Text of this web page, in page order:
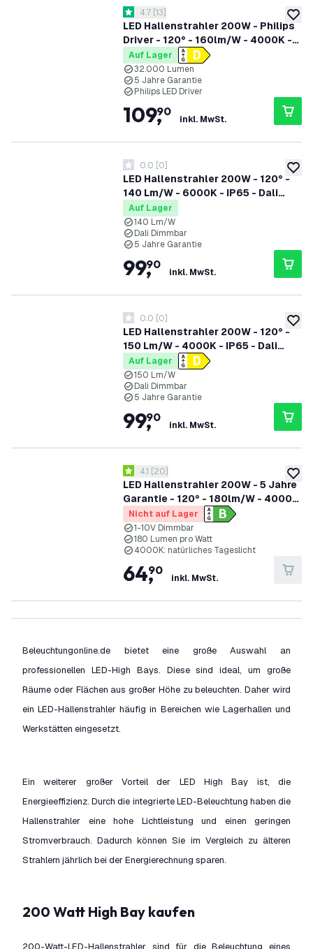
zur
LED Hallenstrahler 200W - Philips
Driver - 120° - 160lm/W - 4000K -
IP65 - Dimmbar - 5 Jahre Garantie
Bewertungsbereich öffnen
4.7 Bewertungssterne
4.7 [13]
Auf Lager
32.000 Lumen
5 Jahre Garantie
Philips LED Driver
109,
90
inkl. MwSt.
zur
LED Hallenstrahler 200W - 120° -
140 Lm/W - 6000K - IP65 - Dali
Dimmbar - 5 Jahre Garantie
0 Bewertungssterne
0.0 [0]
Auf Lager
140 Lm/W
Dali Dimmbar
5 Jahre Garantie
99,
90
inkl. MwSt.
zur
LED Hallenstrahler 200W - 120° -
150 Lm/W - 4000K - IP65 - Dali
Dimmbar - 5 Jahre Garantie
0 Bewertungssterne
0.0 [0]
Auf Lager
150 Lm/W
Dali Dimmbar
5 Jahre Garantie
99,
90
inkl. MwSt.
zur
LED Hallenstrahler 200W - 5 Jahre
Garantie - 120° - 180lm/W - 4000K
- IP65 - Dimmbar - Sosen Treiber
Bewertungsbereich öffnen
4.1 Bewertungssterne
4.1 [20]
Nicht auf Lager
1-10V Dimmbar
180 Lumen pro Watt
4000K: natürliches Tageslicht
64,
90
inkl. MwSt.
Beleuchtungonline.de bietet eine große Auswahl an
professionellen LED-High Bays. Diese sind ideal, um große
Räume oder Flächen aus großer Höhe zu beleuchten. Daher wird
ein LED-Hallenstrahler häufig in Bereichen wie Lagerhallen und
Werkstätten eingesetzt.
Ein weiterer großer Vorteil der LED High Bay ist, die
Energieeffizienz. Durch die integrierte LED-Beleuchtung haben die
Hallenstrahler eine hohe Lichtleistung und einen geringen
Stromverbrauch. Dadurch können Sie im Vergleich zu älteren
Strahlern jährlich bei der Energierechnung sparen.
200 Watt High Bay kaufen
200-Watt-LED-Hallenstrahler sind für die Beleuchtung eines